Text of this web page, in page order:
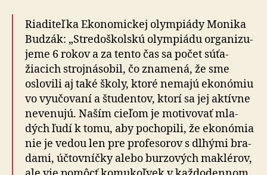
Riaditeľka Ekonomickej olympiády Monika
Budzák: „Stredo­školskú olym­piádu or­ga­ni­zu­
je­me 6 rokov a za tento čas sa počet súťa­
žiacich stroj­ná­so­bil, čo zna­me­ná, že sme
oslovili aj také školy, ktoré nemajú eko­nó­miu
vo vyu­čo­va­ní a štu­den­tov, ktorí sa jej aktívne
ne­ve­­nu­­jú. Naším cieľom je mo­ti­­vo­vať mla­
dých ľudí k tomu, aby po­cho­pi­li, že eko­­nó­­mia
nie je vedou len pre pro­fe­­so­rov s dlhými bra­
dami, účtovníčky alebo burzových maklérov,